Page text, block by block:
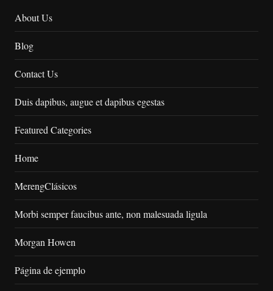
About Us
Blog
Contact Us
Duis dapibus, augue et dapibus egestas
Featured Categories
Home
MerengClásicos
Morbi semper faucibus ante, non malesuada ligula
Morgan Howen
Página de ejemplo